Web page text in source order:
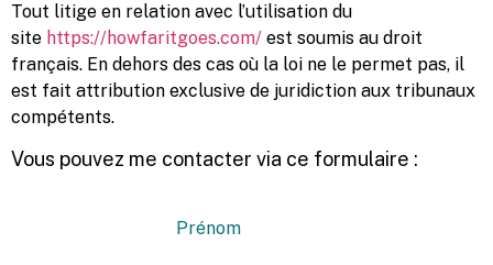
Tout litige en relation avec l’utilisation du
site https://howfaritgoes.com/ est soumis au droit
français. En dehors des cas où la loi ne le permet pas, il
est fait attribution exclusive de juridiction aux tribunaux
compétents.
Vous pouvez me contacter via ce formulaire :
Prénom